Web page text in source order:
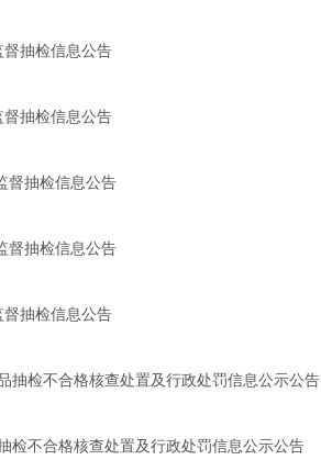
督抽检信息公告
督抽检信息公告
督抽检信息公告
督抽检信息公告
督抽检信息公告
抽检不合格核查处置及行政处罚信息公示公告
检不合格核查处置及行政处罚信息公示公告